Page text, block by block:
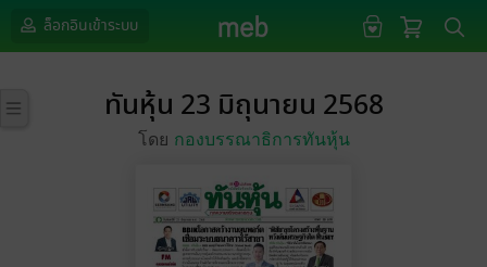
ล็อกอินเข้าระบบ
ทันหุ้น 23 มิถุนายน 2568
โดย กองบรรณาธิการทันหุ้น